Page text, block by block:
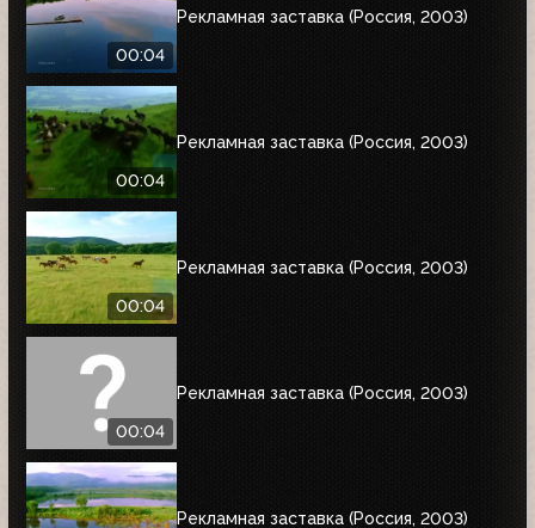
00:04
Рекламная заставка (Россия, 2003)
00:04
Рекламная заставка (Россия, 2003)
00:04
Рекламная заставка (Россия, 2003)
00:04
Рекламная заставка (Россия, 2003)
Рекламная заставка (Россия, 2003)